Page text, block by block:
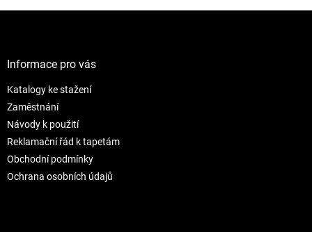
Informace pro vás
Katalogy ke stažení
Zaměstnání
Návody k použití
Reklamační řád k tapetám
Obchodní podmínky
Ochrana osobních údajů